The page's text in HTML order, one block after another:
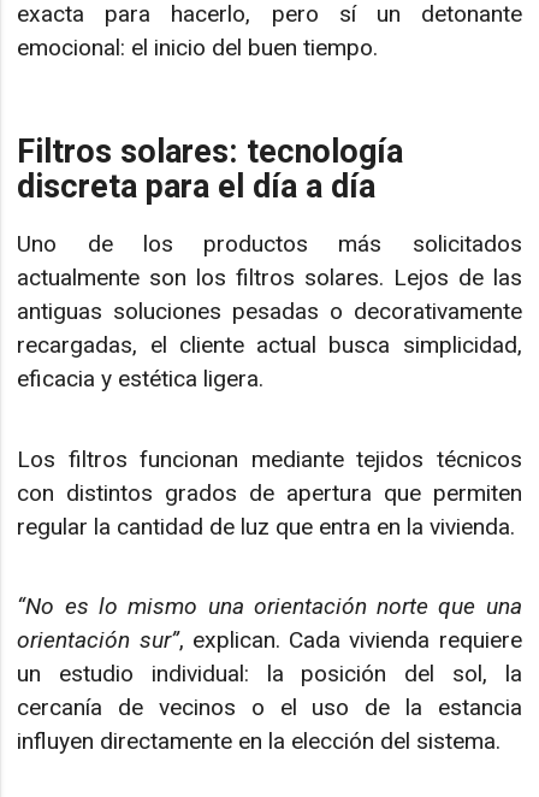
exacta para hacerlo, pero sí un detonante
emocional: el inicio del buen tiempo.
Filtros solares: tecnología
discreta para el día a día
Uno de los productos más solicitados
actualmente son los filtros solares. Lejos de las
antiguas soluciones pesadas o decorativamente
recargadas, el cliente actual busca simplicidad,
eficacia y estética ligera.
Los filtros funcionan mediante tejidos técnicos
con distintos grados de apertura que permiten
regular la cantidad de luz que entra en la vivienda.
“No es lo mismo una orientación norte que una
orientación sur”, explican. Cada vivienda requiere
un estudio individual: la posición del sol, la
cercanía de vecinos o el uso de la estancia
influyen directamente en la elección del sistema.